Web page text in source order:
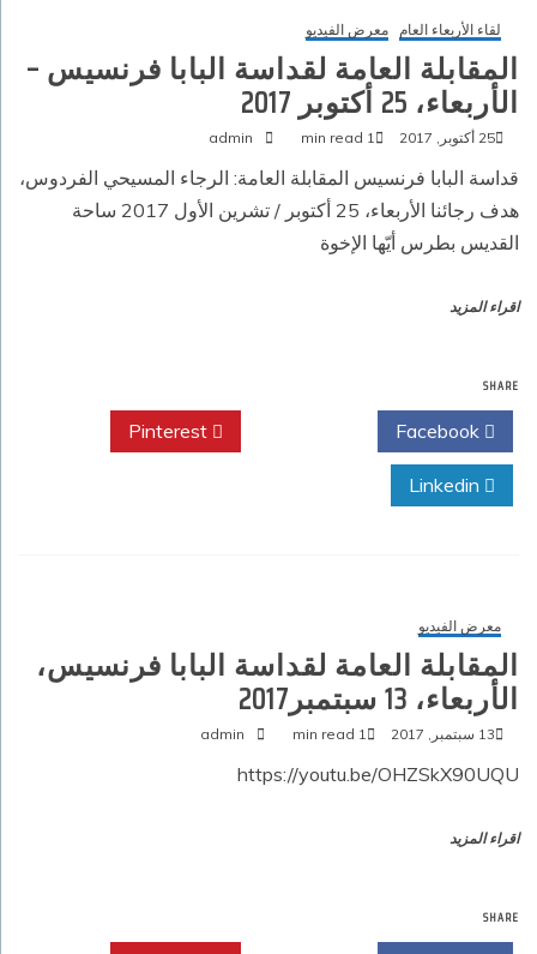
لقاء الأربعاء العام معرض الفيديو
المقابلة العامة لقداسة البابا فرنسيس –
الأربعاء، 25 أكتوبر 2017‏
25 أكتوبر, 2017 1 min read
admin
قداسة البابا فرنسيس المقابلة العامة: الرجاء المسيحي الفردوس،
هدف رجائنا الأربعاء، 25 أكتوبر / تشرين الأول 2017‏ ساحة
القديس بطرس أيّها الإخوة
اقراء المزيد
SHARE
معرض الفيديو
المقابلة العامة لقداسة البابا فرنسيس،
الأربعاء، 13 سبتمبر2017‏
13 سبتمبر, 2017 1 min read
admin
https://youtu.be/OHZSkX90UQU
اقراء المزيد
SHARE